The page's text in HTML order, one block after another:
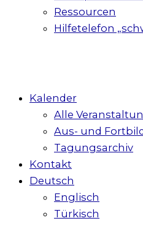
Ressourcen
Hilfetelefon
Kalender
Alle
Aus- und
Tagungsarchiv
Kontakt
Deutsch
Englisch
Türkisch